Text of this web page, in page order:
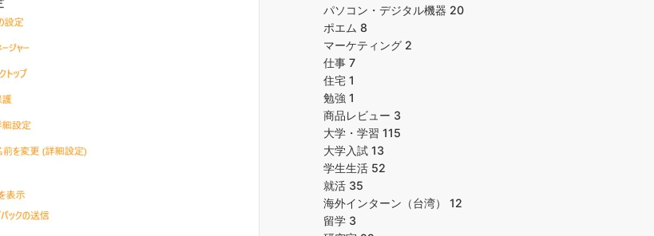
パソコン・デジタル機器 20
ポエム 8
マーケティング 2
仕事 7
住宅 1
勉強 1
商品レビュー 3
大学・学習 115
大学入試 13
学生生活 52
就活 35
海外インターン（台湾） 12
留学 3